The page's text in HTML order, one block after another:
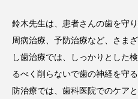
鈴木先生は、患者さんの歯を守
周病治療、予防治療など、さま
し歯治療では、しっかりとした
るべく削らないで歯の神経を守
防治療では、歯科医院でのケア